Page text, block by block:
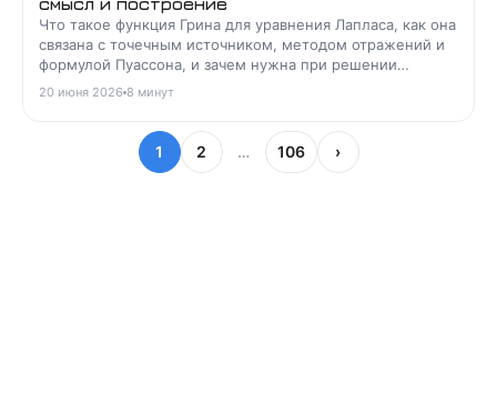
Что такое функция Грина для уравнения Лапласа, как она
связана с точечным источником, методом отражений и
формулой Пуассона, и зачем нужна при решении
краевых задач.
20 июня 2026 8 минут
1 2 … 106 ›